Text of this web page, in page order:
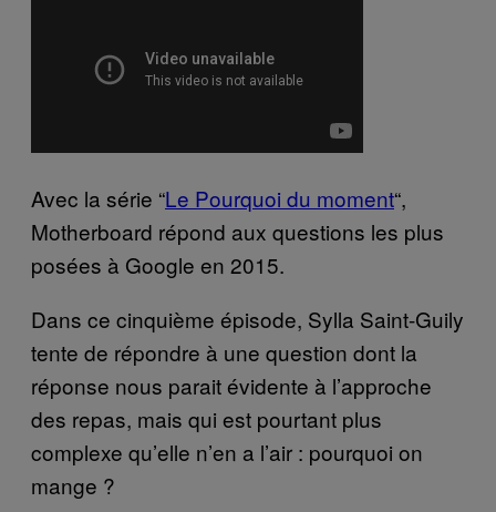
Avec la série “Le Pourquoi du moment“,
Motherboard répond aux questions les plus
posées à Google en 2015.
Dans ce cinquième épisode, Sylla Saint-Guily
tente de répondre à une question dont la
réponse nous parait évidente à l’approche
des repas, mais qui est pourtant plus
complexe qu’elle n’en a l’air : pourquoi on
mange ?